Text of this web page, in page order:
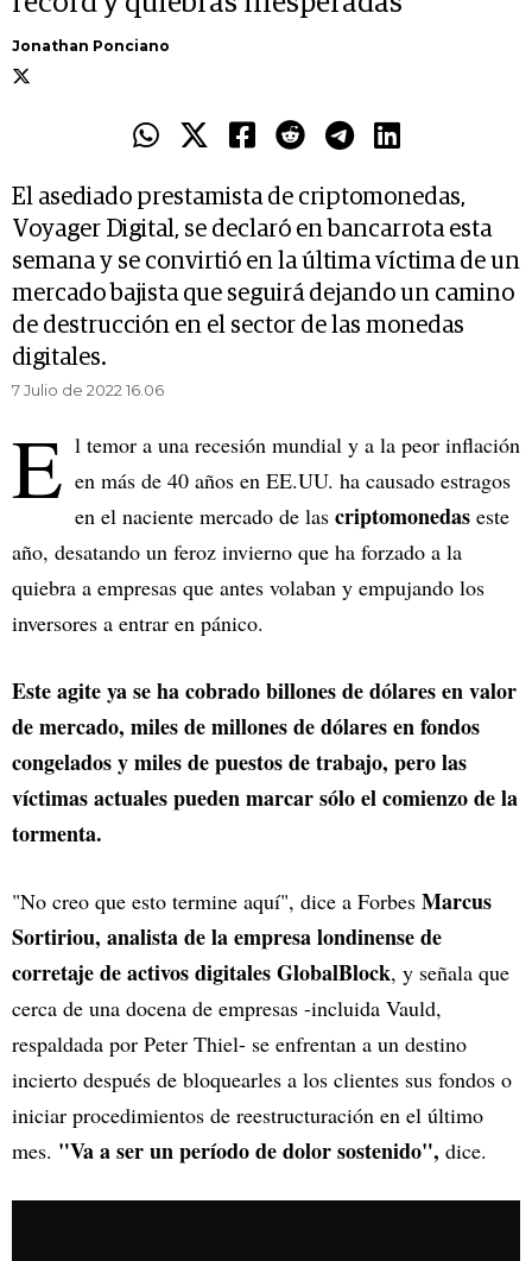
Jonathan Ponciano
El asediado prestamista de criptomonedas,
Voyager Digital, se declaró en bancarrota esta
semana y se convirtió en la última víctima de un
mercado bajista que seguirá dejando un camino
de destrucción en el sector de las monedas
digitales.
7 Julio de 2022 16.06
E l temor a una recesión mundial y a la peor inflación
en más de 40 años en EE.UU. ha causado estragos
en el naciente mercado de las criptomonedas este
año, desatando un feroz invierno que ha forzado a la
quiebra a empresas que antes volaban y empujando los
inversores a entrar en pánico.
Este agite ya se ha cobrado billones de dólares en valor
de mercado, miles de millones de dólares en fondos
congelados y miles de puestos de trabajo, pero las
víctimas actuales pueden marcar sólo el comienzo de la
tormenta.
"No creo que esto termine aquí", dice a Forbes Marcus
Sortiriou, analista de la empresa londinense de
corretaje de activos digitales GlobalBlock, y señala que
cerca de una docena de empresas -incluida Vauld,
respaldada por Peter Thiel- se enfrentan a un destino
incierto después de bloquearles a los clientes sus fondos o
iniciar procedimientos de reestructuración en el último
mes. "Va a ser un período de dolor sostenido", dice.